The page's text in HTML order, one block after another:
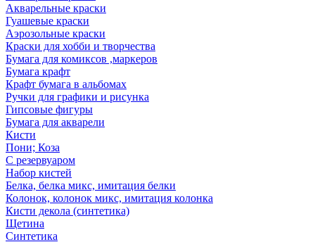
Акварельные краски
Гуашевые краски
Аэрозольные краски
Краски для хобби и творчества
Бумага для комиксов ,маркеров
Бумага крафт
Крафт бумага в альбомах
Ручки для графики и рисунка
Гипсовые фигуры
Бумага для акварели
Кисти
Пони; Коза
С резервуаром
Набор кистей
Белка, белка микс, имитация белки
Колонок, колонок микс, имитация колонка
Кисти декола (синтетика)
Щетина
Синтетика